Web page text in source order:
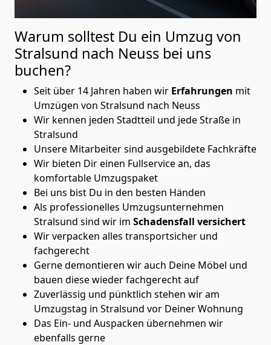
Warum solltest Du ein Umzug von
Stralsund nach Neuss bei uns
buchen?
Seit über 14 Jahren haben wir Erfahrungen mit
Umzügen von Stralsund nach Neuss
Wir kennen jeden Stadtteil und jede Straße in
Stralsund
Unsere Mitarbeiter sind ausgebildete Fachkräfte
Wir bieten Dir einen Fullservice an, das
komfortable Umzugspaket
Bei uns bist Du in den besten Händen
Als professionelles Umzugsunternehmen
Stralsund sind wir im Schadensfall versichert
Wir verpacken alles transportsicher und
fachgerecht
Gerne demontieren wir auch Deine Möbel und
bauen diese wieder fachgerecht auf
Zuverlässig und pünktlich stehen wir am
Umzugstag in Stralsund vor Deiner Wohnung
Das Ein- und Auspacken übernehmen wir
ebenfalls gerne